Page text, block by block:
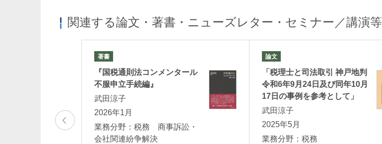
関連する論文・著書・ニューズレター・セミナー／講演等
著書
『国税通則法コンメンタール
不服申立手続編』
武田涼子
2026年1月
業務分野：税務 商事訴訟・
会社関連紛争解決
論文
「税理士と司法取引 神戸地判
令和6年9月24日及び同年10月
17日の事例を参考として」
武田涼子
2025年5月
業務分野：税務